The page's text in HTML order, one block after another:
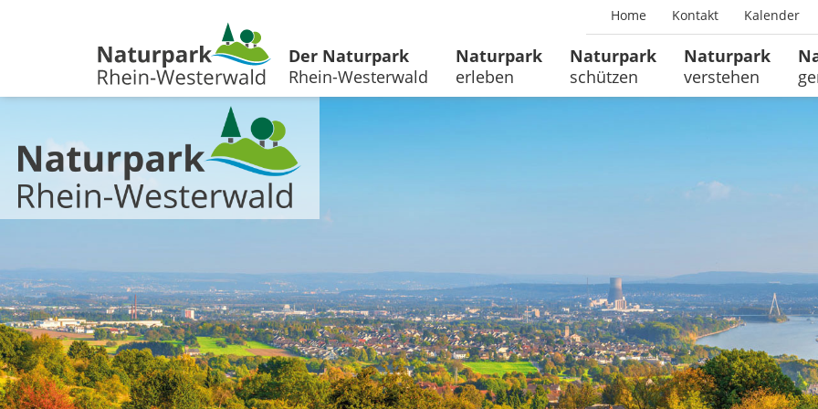
Home Kontakt Kalender
Der Naturpark
Rhein-Westerwald
Naturpark
erleben
Naturpark
schützen
Naturpark
verstehen